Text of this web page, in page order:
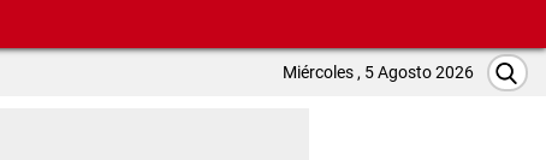
Miércoles , 5 Agosto 2026